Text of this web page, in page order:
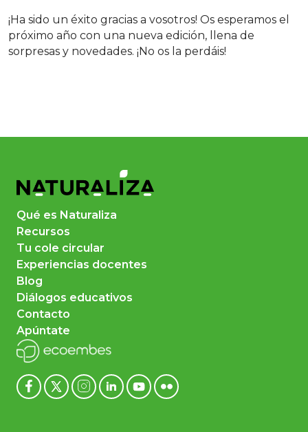
¡Ha sido un éxito gracias a vosotros! Os esperamos el
próximo año con una nueva edición, llena de
sorpresas y novedades. ¡No os la perdáis!
Qué es Naturaliza
Recursos
Tu cole circular
Experiencias docentes
Blog
Diálogos educativos
Contacto
Apúntate